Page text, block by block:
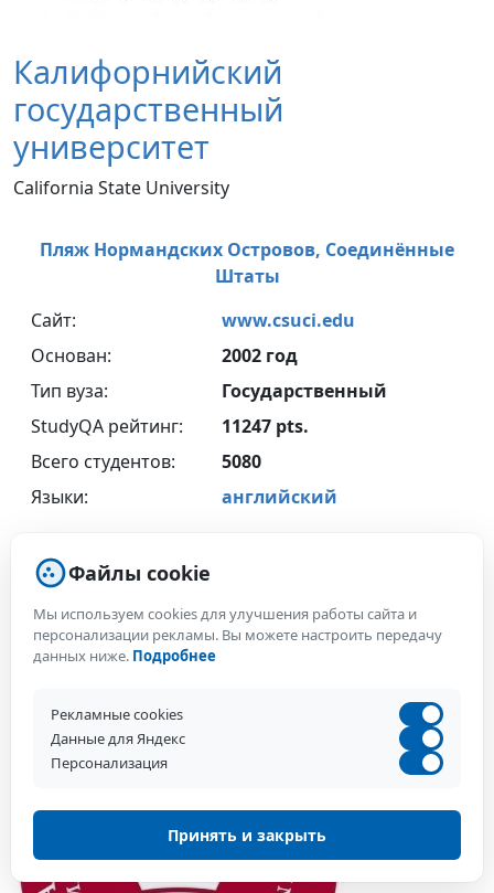
Калифорнийский
государственный
университет
California State University
Пляж Нормандских Островов, Соединённые
Штаты
Сайт:
www.csuci.edu
Основан:
2002 год
Тип вуза:
Государственный
StudyQA рейтинг:
11247 pts.
Всего студентов:
5080
Языки:
английский
Бесплатная консультация
Спросить вуз
Файлы cookie
Мы используем cookies для улучшения работы сайта и
персонализации рекламы. Вы можете настроить передачу
данных ниже. Подробнее
Рекламные cookies
Данные для Яндекс
Персонализация
Принять и закрыть